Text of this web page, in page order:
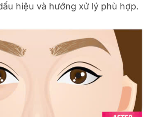
hiệu và hướng xử lý phù hợp.